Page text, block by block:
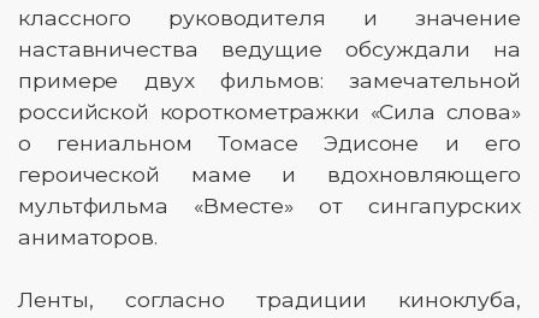
классного руководителя и значение
наставничества ведущие обсуждали на
примере двух фильмов: замечательной
российской короткометражки «Сила слова»
о гениальном Томасе Эдисоне и его
героической маме и вдохновляющего
мультфильма «Вместе» от сингапурских
аниматоров.
Ленты, согласно традиции киноклуба,